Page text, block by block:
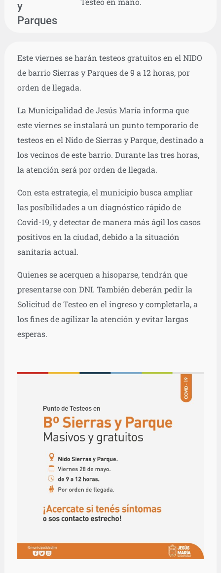
y
Parques
Este viernes se harán testeos gratuitos en el NIDO
de barrio Sierras y Parques de 9 a 12 horas, por
orden de llegada.
La Municipalidad de Jesús María informa que
este viernes se instalará un punto temporario de
testeos en el Nido de Sierras y Parque, destinado a
los vecinos de este barrio. Durante las tres horas,
la atención será por orden de llegada.
Con esta estrategia, el municipio busca ampliar
las posibilidades a un diagnóstico rápido de
Covid-19, y detectar de manera más ágil los casos
positivos en la ciudad, debido a la situación
sanitaria actual.
Quienes se acerquen a hisoparse, tendrán que
presentarse con DNI. También deberán pedir la
Solicitud de Testeo en el ingreso y completarla, a
los fines de agilizar la atención y evitar largas
esperas.